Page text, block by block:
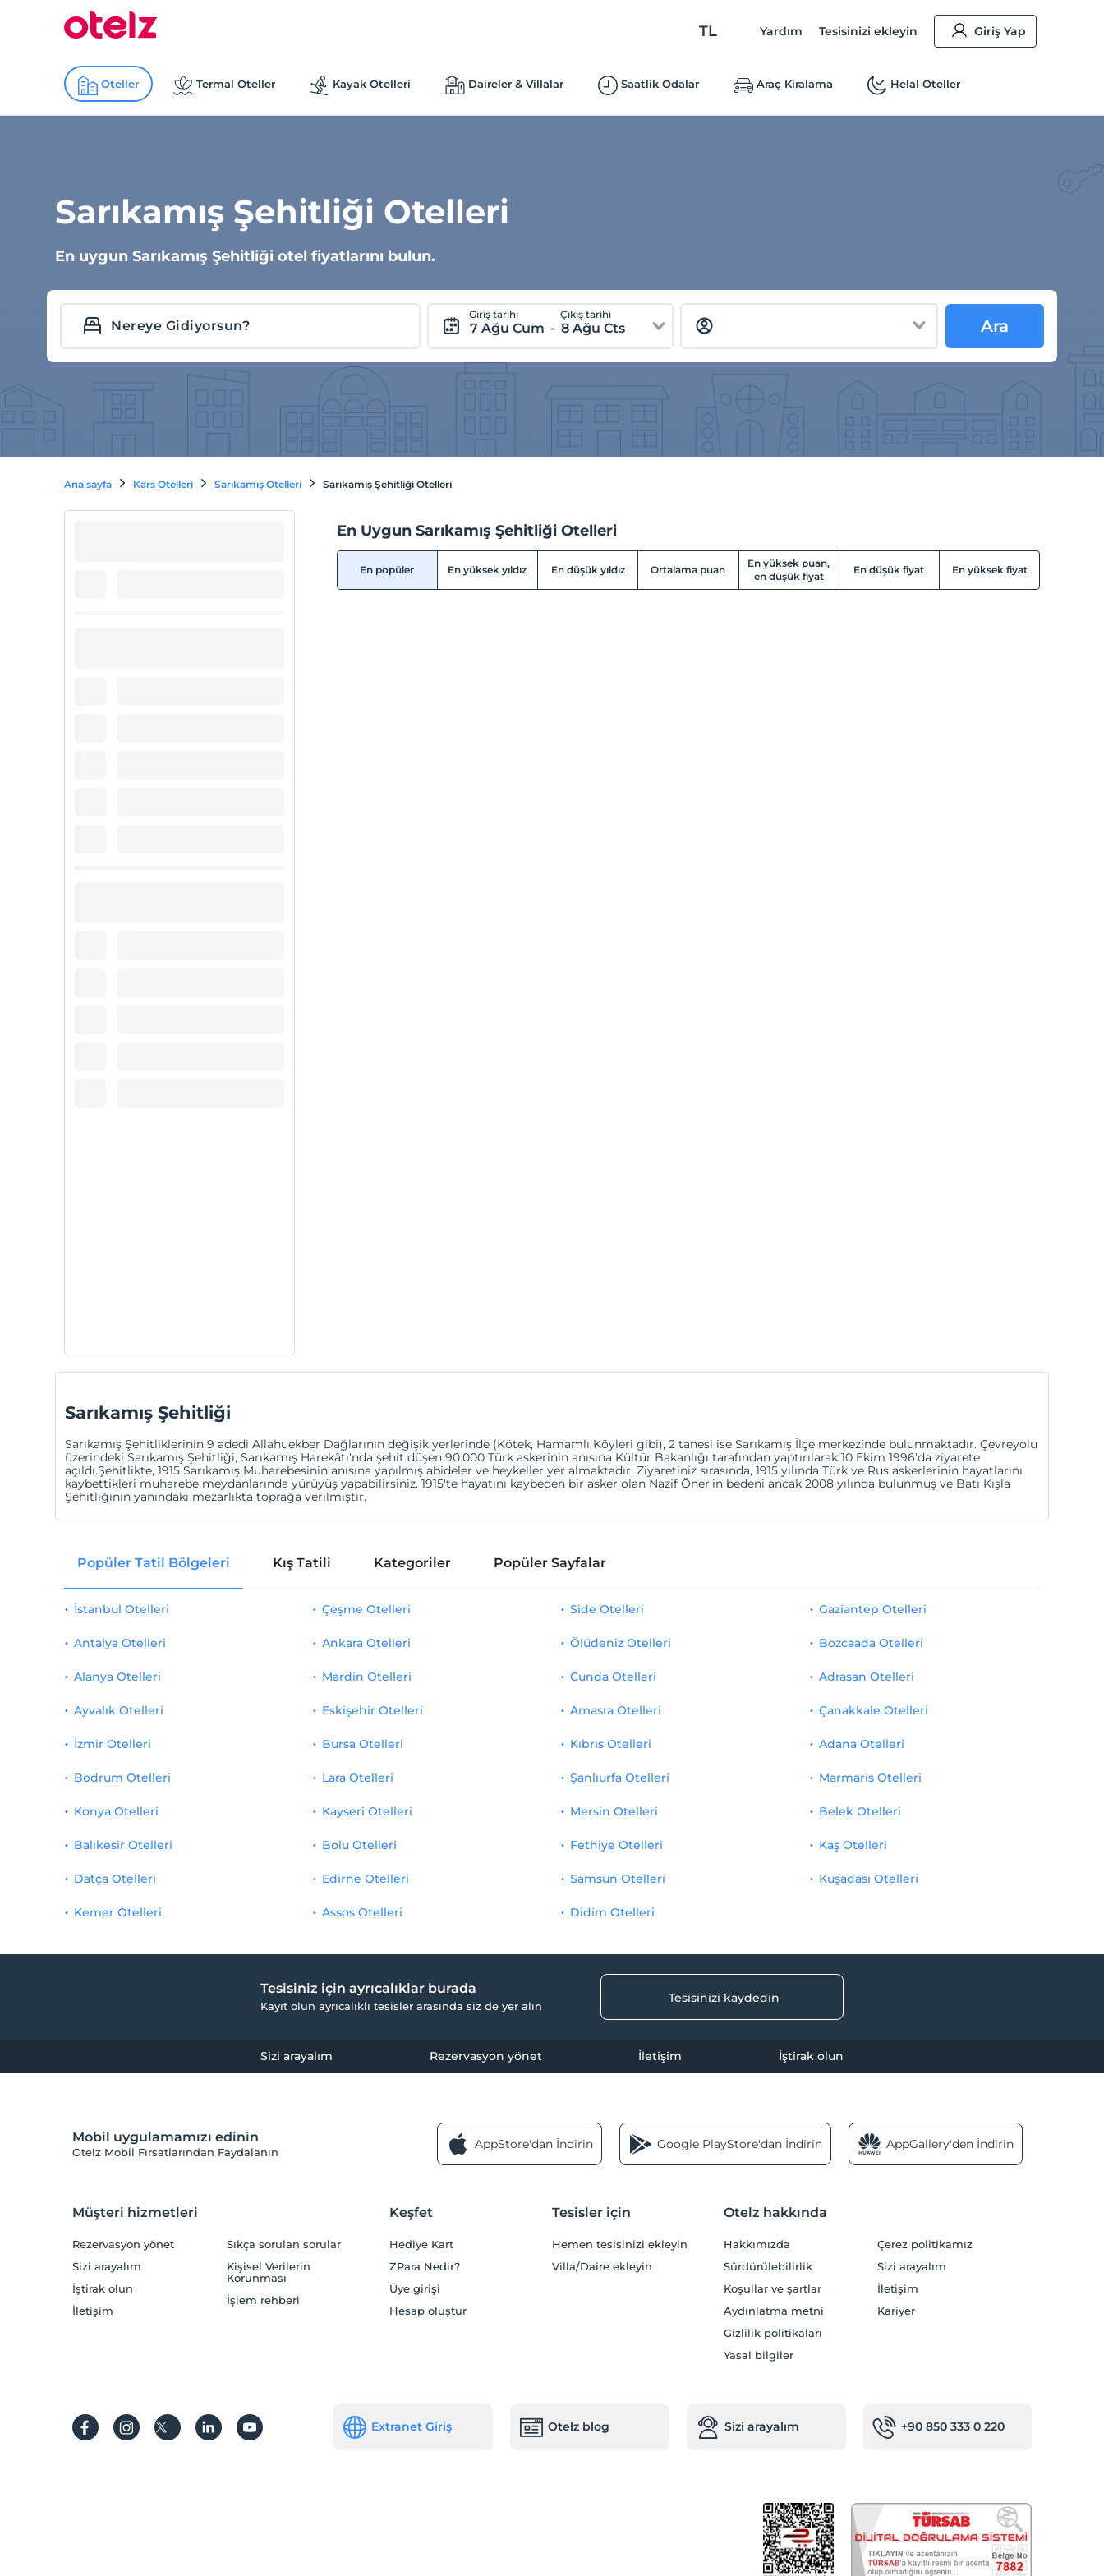
TL Yardım Tesisinizi ekleyin Giriş Yap
Oteller Termal Oteller Kayak Otelleri Daireler & Villalar Saatlik Odalar Araç Kiralama Helal Oteller
Sarıkamış Şehitliği Otelleri
En uygun Sarıkamış Şehitliği otel fiyatlarını bulun.
Giriş tarihi
7 Ağu Cum -
Çıkış tarihi
8 Ağu Cts Ara
Ana sayfa Kars Otelleri Sarıkamış Otelleri Sarıkamış Şehitliği Otelleri
En Uygun Sarıkamış Şehitliği Otelleri
En popüler En yüksek yıldız En düşük yıldız Ortalama puan
En yüksek puan,
en düşük fiyat
En düşük fiyat En yüksek fiyat
Sarıkamış Şehitliği
Sarıkamış Şehitliklerinin 9 adedi Allahuekber Dağlarının değişik yerlerinde (Kötek, Hamamlı Köyleri gibi), 2 tanesi ise Sarıkamış İlçe merkezinde bulunmaktadır. Çevreyolu
üzerindeki Sarıkamış Şehitliği, Sarıkamış Harekâtı'nda şehit düşen 90.000 Türk askerinin anısına Kültür Bakanlığı tarafından yaptırılarak 10 Ekim 1996'da ziyarete
açıldı.Şehitlikte, 1915 Sarıkamış Muharebesinin anısına yapılmış abideler ve heykeller yer almaktadır. Ziyaretiniz sırasında, 1915 yılında Türk ve Rus askerlerinin hayatlarını
kaybettikleri muharebe meydanlarında yürüyüş yapabilirsiniz. 1915'te hayatını kaybeden bir asker olan Nazif Öner'in bedeni ancak 2008 yılında bulunmuş ve Batı Kışla
Şehitliğinin yanındaki mezarlıkta toprağa verilmiştir.
Popüler Tatil Bölgeleri Kış Tatili Kategoriler Popüler Sayfalar
İstanbul Otelleri
Antalya Otelleri
Alanya Otelleri
Ayvalık Otelleri
İzmir Otelleri
Çeşme Otelleri
Ankara Otelleri
Mardin Otelleri
Eskişehir Otelleri
Bursa Otelleri
Side Otelleri
Ölüdeniz Otelleri
Cunda Otelleri
Amasra Otelleri
Kıbrıs Otelleri
Gaziantep Otelleri
Bozcaada Otelleri
Adrasan Otelleri
Çanakkale Otelleri
Adana Otelleri
Bodrum Otelleri
Konya Otelleri
Balıkesir Otelleri
Datça Otelleri
Kemer Otelleri
Lara Otelleri
Kayseri Otelleri
Bolu Otelleri
Edirne Otelleri
Assos Otelleri
Şanlıurfa Otelleri
Mersin Otelleri
Fethiye Otelleri
Samsun Otelleri
Didim Otelleri
Marmaris Otelleri
Belek Otelleri
Kaş Otelleri
Kuşadası Otelleri
Tesisiniz için ayrıcalıklar burada
Kayıt olun ayrıcalıklı tesisler arasında siz de yer alın
Tesisinizi kaydedin
Sizi arayalım Rezervasyon yönet İletişim İştirak olun
Mobil uygulamamızı edinin
Otelz Mobil Fırsatlarından Faydalanın
AppStore'dan İndirin Google PlayStore'dan İndirin AppGallery'den İndirin
Müşteri hizmetleri
Rezervasyon yönet
Sizi arayalım
İştirak olun
İletişim
Sıkça sorulan sorular
Kişisel Verilerin
Korunması
İşlem rehberi
Keşfet
Hediye Kart
ZPara Nedir?
Üye girişi
Hesap oluştur
Tesisler için
Hemen tesisinizi ekleyin
Villa/Daire ekleyin
Otelz hakkında
Hakkımızda
Sürdürülebilirlik
Koşullar ve şartlar
Aydınlatma metni
Gizlilik politikaları
Yasal bilgiler
Çerez politikamız
Sizi arayalım
İletişim
Kariyer
Extranet Giriş Otelz blog Sizi arayalım +90 850 333 0 220